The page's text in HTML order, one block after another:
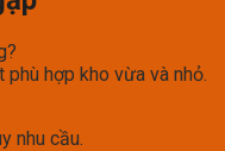
hợp kho vừa và nhỏ.
nhu cầu.